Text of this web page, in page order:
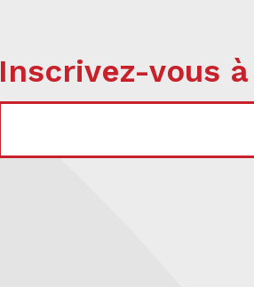
Inscrivez-vous